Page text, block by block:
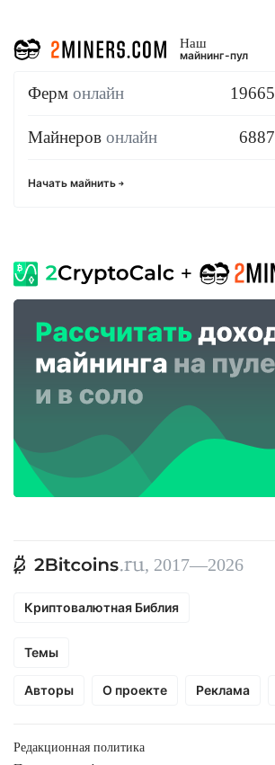
Наш
майнинг-пул
Ферм онлайн 19665
Майнеров онлайн 6887
Начать майнить
, 2017—2026
Криптовалютная Библия
Темы
Авторы О проекте Реклама
Редакционная политика